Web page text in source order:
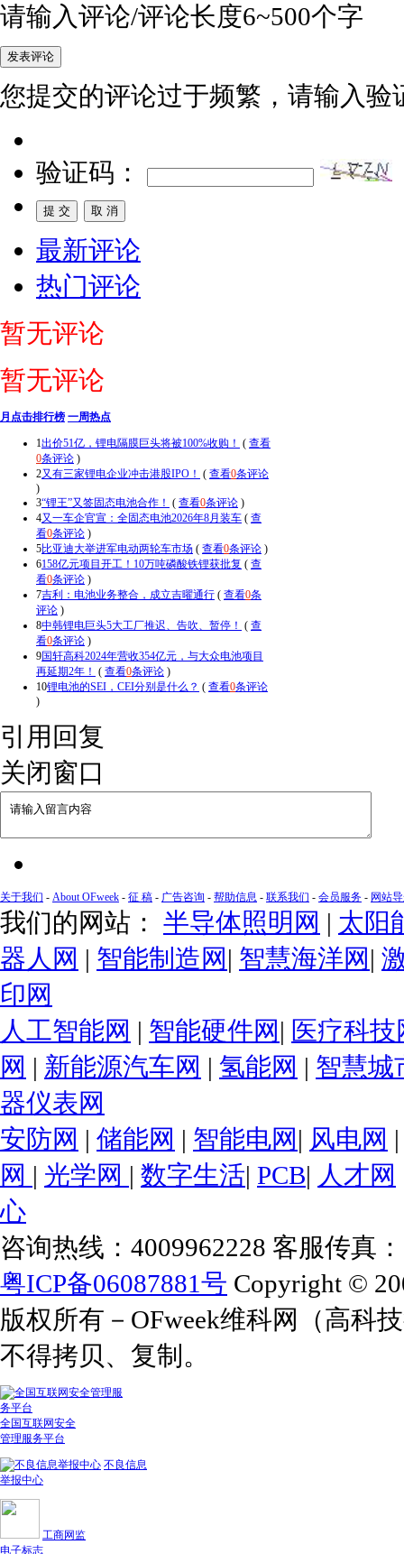
请输入评论/评论长度6~500个字
您提交的评论过于频繁，请输入验
验证码：
最新评论
热门评论
暂无评论
暂无评论
月点击排行榜 一周热点
1出价51亿，锂电隔膜巨头将被100%收购！ ( 查看
0条评论 )
2又有三家锂电企业冲击港股IPO！ ( 查看0条评论
)
3“锂王”又签固态电池合作！ ( 查看0条评论 )
4又一车企官宣：全固态电池2026年8月装车 ( 查
看0条评论 )
5比亚迪大举进军电动两轮车市场 ( 查看0条评论 )
6158亿元项目开工！10万吨磷酸铁锂获批复 ( 查
看0条评论 )
7吉利：电池业务整合，成立吉曜通行 ( 查看0条
评论 )
8中韩锂电巨头5大工厂推迟、告吹、暂停！ ( 查
看0条评论 )
9国轩高科2024年营收354亿元，与大众电池项目
再延期2年！ ( 查看0条评论 )
10锂电池的SEI，CEI分别是什么？ ( 查看0条评论
)
引用回复
关闭窗口
关于我们 - About OFweek - 征 稿 - 广告咨询 - 帮助信息 - 联系我们 - 会员服务 - 网站
我们的网站： 半导体照明网 | 太阳
器人网 | 智能制造网 | 智慧海洋网 |
印网
人工智能网 | 智能硬件网 | 医疗科技
网 | 新能源汽车网 | 氢能网 | 智慧城
器仪表网
安防网 | 储能网 | 智能电网 | 风电网
网 | 光学网 | 数字生活| PCB| 人才网
心
咨询热线：4009962228 客服传真
粤ICP备06087881号 Copyright ©
版权所有－OFweek维科网（高科
不得拷贝、复制。
全国互联网安全
管理服务平台
不良信息
举报中心
工商网监
电子标志